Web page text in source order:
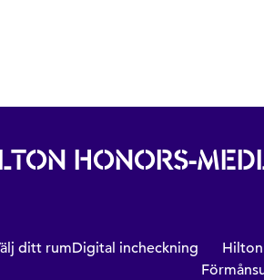
HONORS-
ditt rumDigital incheckning